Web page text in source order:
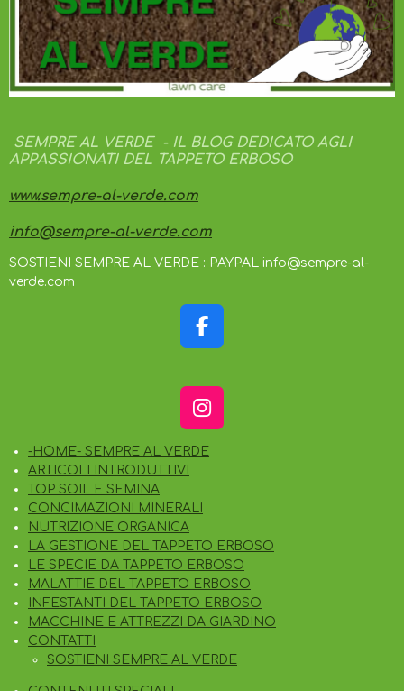
SEMPRE AL VERDE - IL BLOG DEDICATO AGLI
APPASSIONATI DEL TAPPETO ERBOSO
www.sempre-al-verde.com
info@sempre-al-verde.com
SOSTIENI SEMPRE AL VERDE : PAYPAL info@sempre-al-
verde.com
F
E
B
O
I
S
A
G
R
A
M
-HOME- SEMPRE AL VERDE
ARTICOLI INTRODUTTIVI
TOP SOIL E SEMINA
CONCIMAZIONI MINERALI
NUTRIZIONE ORGANICA
LA GESTIONE DEL TAPPETO ERBOSO
LE SPECIE DA TAPPETO ERBOSO
MALATTIE DEL TAPPETO ERBOSO
INFESTANTI DEL TAPPETO ERBOSO
MACCHINE E ATTREZZI DA GIARDINO
CONTATTI
SOSTIENI SEMPRE AL VERDE